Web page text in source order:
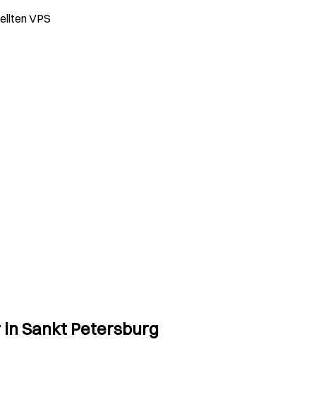
VPS
Sankt Petersburg